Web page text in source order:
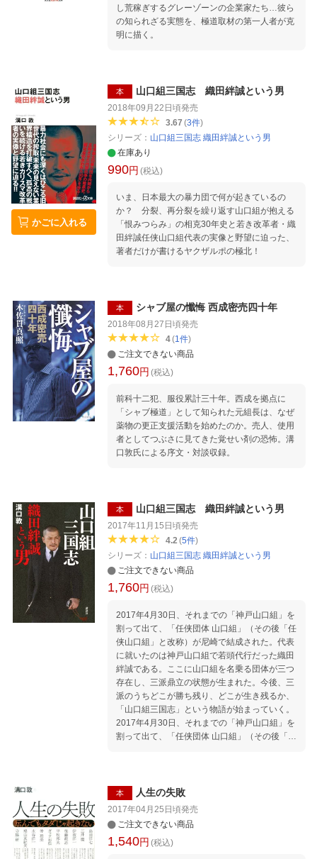
し荒稼ぎするグレーゾーンの企業家たち…彼ら
の知られざる実態を、極道取材の第一人者が克
明に描く。
かごに入れる
本 山口組三国志 織田絆誠という男
2018年09月22日頃発売
3.67 (3件)
シリーズ： 山口組三国志 織田絆誠という男
在庫あり
990円 (税込)
いま、日本最大の暴力団で何が起きているの
か？ 分裂、再分裂を繰り返す山口組が抱える
「恨みつらみ」の相克30年史と若き改革者・織
田絆誠任侠山口組代表の実像と野望に迫った、
著者だけが書けるヤクザルポの極北！
本 シャブ屋の懺悔 西成密売四十年
2018年08月27日頃発売
4(1件)
ご注文できない商品
1,760円 (税込)
前科十二犯、服役累計三十年。西成を拠点に
「シャブ極道」として知られた元組長は、なぜ
薬物の更正支援活動を始めたのか。売人、使用
者としてつぶさに見てきた覚せい剤の恐怖。溝
口敦氏による序文・対談収録。
本 山口組三国志 織田絆誠という男
2017年11月15日頃発売
4.2(5件)
シリーズ： 山口組三国志 織田絆誠という男
ご注文できない商品
1,760円 (税込)
2017年4月30日、それまでの「神戸山口組」を
割って出て、「任侠団体 山口組」（その後「任
侠山口組」と改称）が尼崎で結成された。代表
に就いたのは神戸山口組で若頭代行だった織田
絆誠である。ここに山口組を名乗る団体が三つ
存在し、三派鼎立の状態が生まれた。今後、三
派のうちどこが勝ち残り、どこが生き残るか、
「山口組三国志」という物語が始まっていく。
2017年4月30日、それまでの「神戸山口組」を
割って出て、「任侠団体 山口組」（その後「任
存在し、三派鼎立の状態が生まれた。今後、三
派のうちどこが勝ち残り、どこが生き残るか、
ヤクザ、暴力団が新しい枠組み、規範を求めて
いるのは確かである。それにどこまで応えられ
本 人生の失敗
2017年04月25日頃発売
ご注文できない商品
1,540円 (税込)